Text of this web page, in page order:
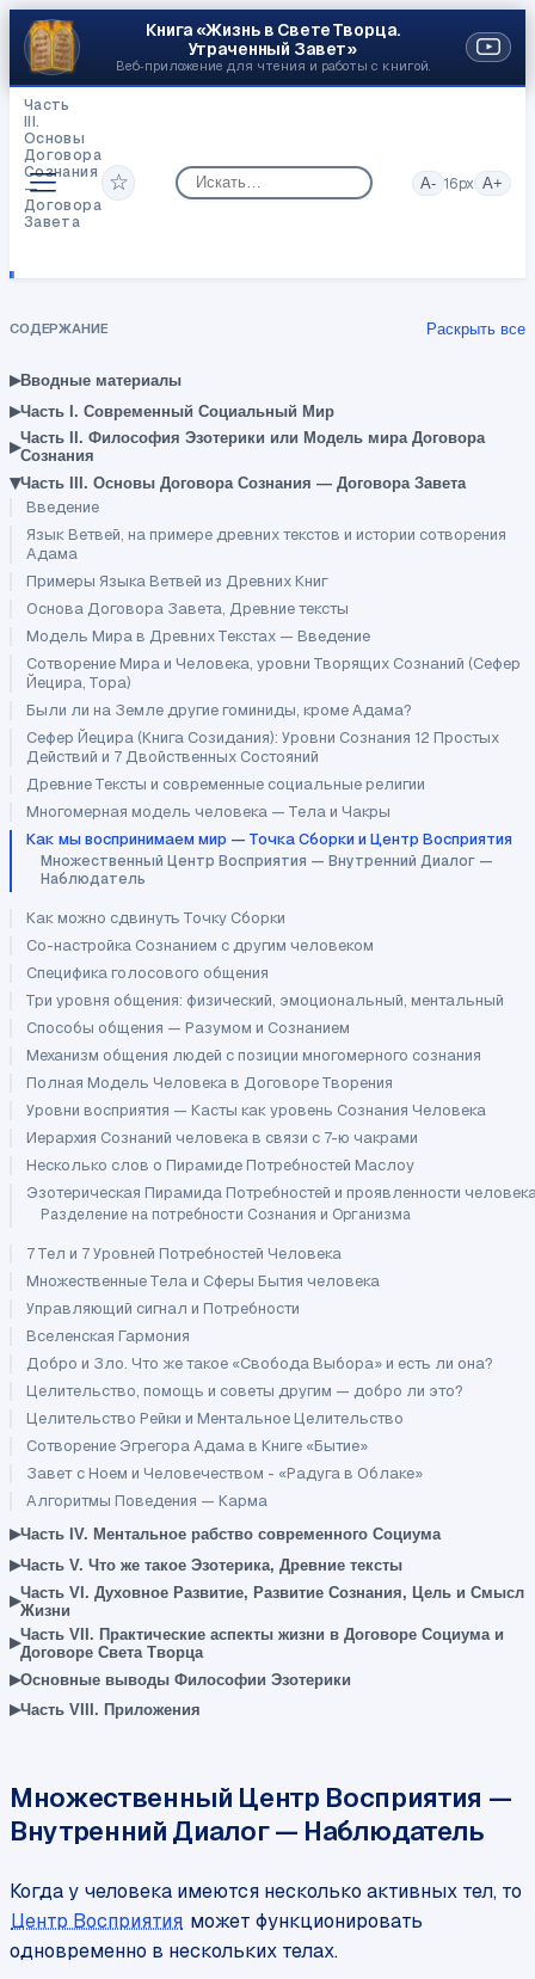
Книга «Жизнь в Свете Творца.
Утраченный Завет»
Веб‑приложение для чтения и работы с книгой.
Часть
III.
Основы
Договора
Сознания
—
Договора
Завета
воспринимаем
Точка
и
Центр
Восприятия
☆ A- 16px A+
СОДЕРЖАНИЕ Раскрыть все
▸Вводные материалы
▸Часть I. Современный Социальный Мир
▸Часть II. Философия Эзотерики или Модель мира Договора
Сознания
▾Часть III. Основы Договора Сознания — Договора Завета
Введение
Язык Ветвей, на примере древних текстов и истории сотворения
Адама
Примеры Языка Ветвей из Древних Книг
Основа Договора Завета, Древние тексты
Модель Мира в Древних Текстах — Введение
Сотворение Мира и Человека, уровни Творящих Сознаний (Сефер
Йецира, Тора)
Были ли на Земле другие гоминиды, кроме Адама?
Сефер Йецира (Книга Созидания): Уровни Сознания 12 Простых
Действий и 7 Двойственных Состояний
Древние Тексты и современные социальные религии
Многомерная модель человека — Тела и Чакры
Как мы воспринимаем мир — Точка Сборки и Центр Восприятия
Множественный Центр Восприятия — Внутренний Диалог —
Наблюдатель
Как можно сдвинуть Точку Сборки
Со-настройка Сознанием с другим человеком
Специфика голосового общения
Три уровня общения: физический, эмоциональный, ментальный
Способы общения — Разумом и Сознанием
Механизм общения людей с позиции многомерного сознания
Полная Модель Человека в Договоре Творения
Уровни восприятия — Касты как уровень Сознания Человека
Иерархия Сознаний человека в связи с 7-ю чакрами
Несколько слов о Пирамиде Потребностей Маслоу
Эзотерическая Пирамида Потребностей и проявленности
Разделение на потребности Сознания и Организма
7 Тел и 7 Уровней Потребностей Человека
Множественные Тела и Сферы Бытия человека
Управляющий сигнал и Потребности
Вселенская Гармония
Добро и Зло. Что же такое «Свобода Выбора» и есть ли она?
Целительство, помощь и советы другим — добро ли это?
Целительство Рейки и Ментальное Целительство
Сотворение Эгрегора Адама в Книге «Бытие»
Завет с Ноем и Человечеством - «Радуга в Облаке»
Алгоритмы Поведения — Карма
▸Часть IV. Ментальное рабство современного Социума
▸Часть V. Что же такое Эзотерика, Древние тексты
▸Часть VI. Духовное Развитие, Развитие Сознания, Цель и Смысл
Жизни
▸Часть VII. Практические аспекты жизни в Договоре Социума и
Договоре Света Творца
▸Основные выводы Философии Эзотерики
▸Часть VIII. Приложения
Множественный Центр Восприятия —
Внутренний Диалог — Наблюдатель
Когда у человека имеются несколько активных тел, то
Центр Восприятия может функционировать
одновременно в нескольких телах.